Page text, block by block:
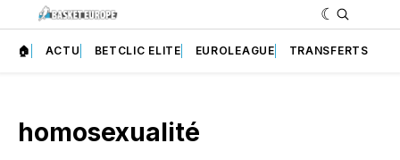
🏠 ACTU BETCLIC ELITE EUROLEAGUE TRANSFERTS
homosexualité